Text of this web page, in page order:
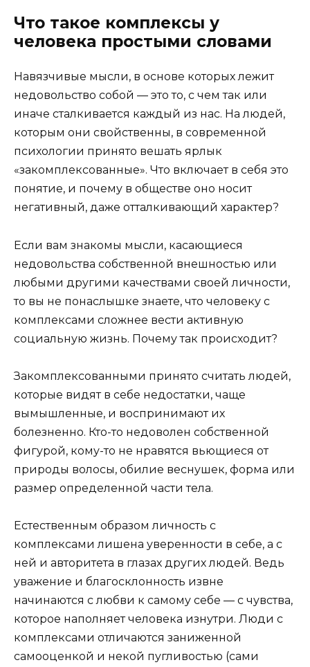
Что такое комплексы у
человека простыми словами
Навязчивые мысли, в основе которых лежит
недовольство собой — это то, с чем так или
иначе сталкивается каждый из нас. На людей,
которым они свойственны, в современной
психологии принято вешать ярлык
«закомплексованные». Что включает в себя это
понятие, и почему в обществе оно носит
негативный, даже отталкивающий характер?
Если вам знакомы мысли, касающиеся
недовольства собственной внешностью или
любыми другими качествами своей личности,
то вы не понаслышке знаете, что человеку с
комплексами сложнее вести активную
социальную жизнь. Почему так происходит?
Закомплексованными принято считать людей,
которые видят в себе недостатки, чаще
вымышленные, и воспринимают их
болезненно. Кто-то недоволен собственной
фигурой, кому-то не нравятся вьющиеся от
природы волосы, обилие веснушек, форма или
размер определенной части тела.
Естественным образом личность с
комплексами лишена уверенности в себе, а с
ней и авторитета в глазах других людей. Ведь
уважение и благосклонность извне
начинаются с любви к самому себе — с чувства,
которое наполняет человека изнутри. Люди с
комплексами отличаются заниженной
самооценкой и некой пугливостью (сами